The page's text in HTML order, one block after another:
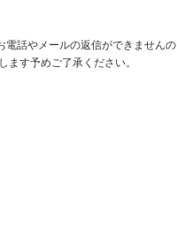
話やメールの返信ができませんの
ます予めご了承ください。